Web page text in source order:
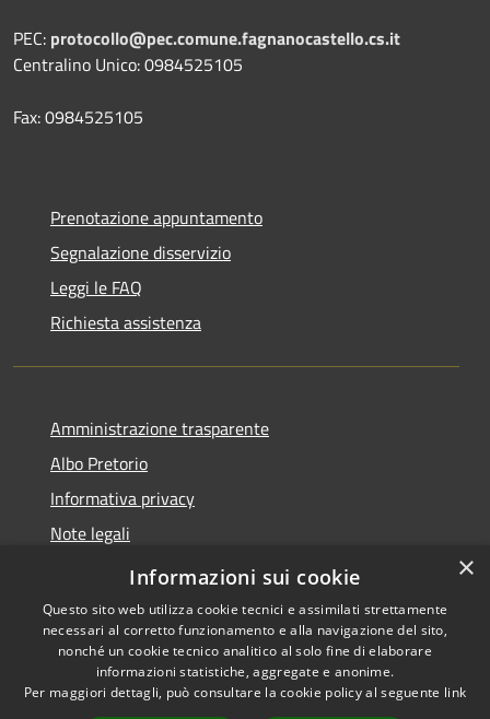
PEC: protocollo@pec.comune.fagnanocastello.cs.it
Centralino Unico: 0984525105
Fax: 0984525105
Prenotazione appuntamento
Segnalazione disservizio
Leggi le FAQ
Richiesta assistenza
Amministrazione trasparente
Albo Pretorio
Informativa privacy
Note legali
Dichiarazione di accessibilità
Accessibilità
Copyright © 2026 • Comune di
Fagnano Castello • Powered by
×
Informazioni sui cookie
Questo sito web utilizza cookie tecnici e assimilati strettamente
necessari al corretto funzionamento e alla navigazione del sito,
nonché un cookie tecnico analitico al solo fine di elaborare
informazioni statistiche, aggregate e anonime.
Per maggiori dettagli, può consultare la cookie policy al seguente link